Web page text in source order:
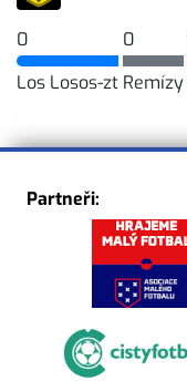
0
Los Losos-zt
0
Remízy
Partneři: